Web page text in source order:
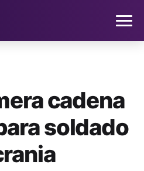
SOMOS
cadena
soldado